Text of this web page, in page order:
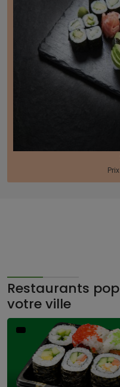
Restaurants
votre ville